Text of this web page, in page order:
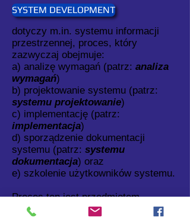
SYSTEM DEVELOPMENT
dotyczy m.in. systemu informacji
przestrzennej, proces, który
zazwyczaj obejmuje:
a) analizę wymagań (patrz: analiza
wymagań)
b) projektowanie systemu (patrz:
systemu projektowanie)
c) implementację (patrz:
implementacja)
d) sporządzenie dokumentacji
systemu (patrz: systemu
dokumentacja) oraz
e) szkolenie użytkowników systemu.
Proces ten jest przedmiotem
czynności mających na celu